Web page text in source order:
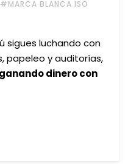
#MARCA BLANCA ISO
sigues luchando con
papeleo y auditorías,
dinero con